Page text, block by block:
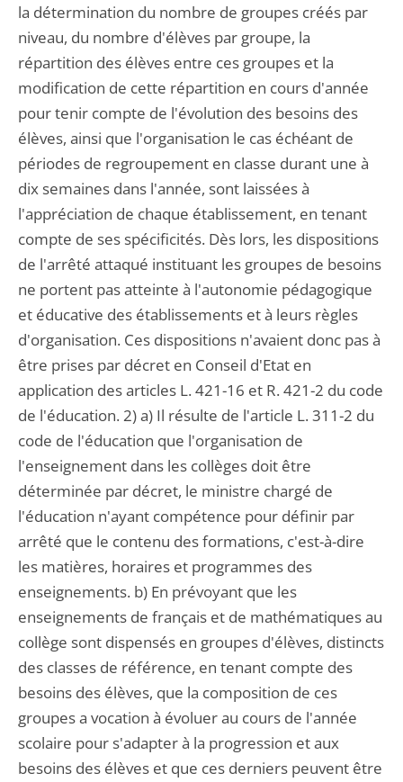
la détermination du nombre de groupes créés par
niveau, du nombre d'élèves par groupe, la
répartition des élèves entre ces groupes et la
modification de cette répartition en cours d'année
pour tenir compte de l'évolution des besoins des
élèves, ainsi que l'organisation le cas échéant de
périodes de regroupement en classe durant une à
dix semaines dans l'année, sont laissées à
l'appréciation de chaque établissement, en tenant
compte de ses spécificités. Dès lors, les dispositions
de l'arrêté attaqué instituant les groupes de besoins
ne portent pas atteinte à l'autonomie pédagogique
et éducative des établissements et à leurs règles
d'organisation. Ces dispositions n'avaient donc pas à
être prises par décret en Conseil d'Etat en
application des articles L. 421-16 et R. 421-2 du code
de l'éducation. 2) a) Il résulte de l'article L. 311-2 du
code de l'éducation que l'organisation de
l'enseignement dans les collèges doit être
déterminée par décret, le ministre chargé de
l'éducation n'ayant compétence pour définir par
arrêté que le contenu des formations, c'est-à-dire
les matières, horaires et programmes des
enseignements. b) En prévoyant que les
enseignements de français et de mathématiques au
collège sont dispensés en groupes d'élèves, distincts
des classes de référence, en tenant compte des
besoins des élèves, que la composition de ces
groupes a vocation à évoluer au cours de l'année
scolaire pour s'adapter à la progression et aux
besoins des élèves et que ces derniers peuvent être